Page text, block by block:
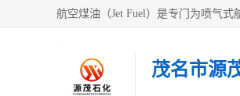
茂名市源